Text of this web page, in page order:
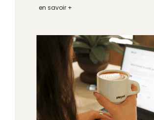
en savoir +